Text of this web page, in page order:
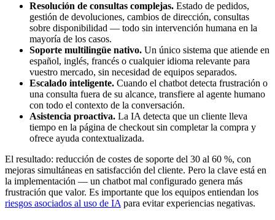
Resolución de consultas complejas. Estado de pedidos,
gestión de devoluciones, cambios de dirección, consultas
sobre disponibilidad — todo sin intervención humana en la
mayoría de los casos.
Soporte multilingüe nativo. Un único sistema que atiende en
español, inglés, francés o cualquier idioma relevante para
vuestro mercado, sin necesidad de equipos separados.
Escalado inteligente. Cuando el chatbot detecta frustración o
una consulta fuera de su alcance, transfiere al agente humano
con todo el contexto de la conversación.
Asistencia proactiva. La IA detecta que un cliente lleva
tiempo en la página de checkout sin completar la compra y
ofrece ayuda contextualizada.
El resultado: reducción de costes de soporte del 30 al 60 %, con
mejoras simultáneas en satisfacción del cliente. Pero la clave está en
la implementación — un chatbot mal configurado genera más
frustración que valor. Es importante que los equipos entiendan los
riesgos asociados al uso de IA para evitar experiencias negativas.